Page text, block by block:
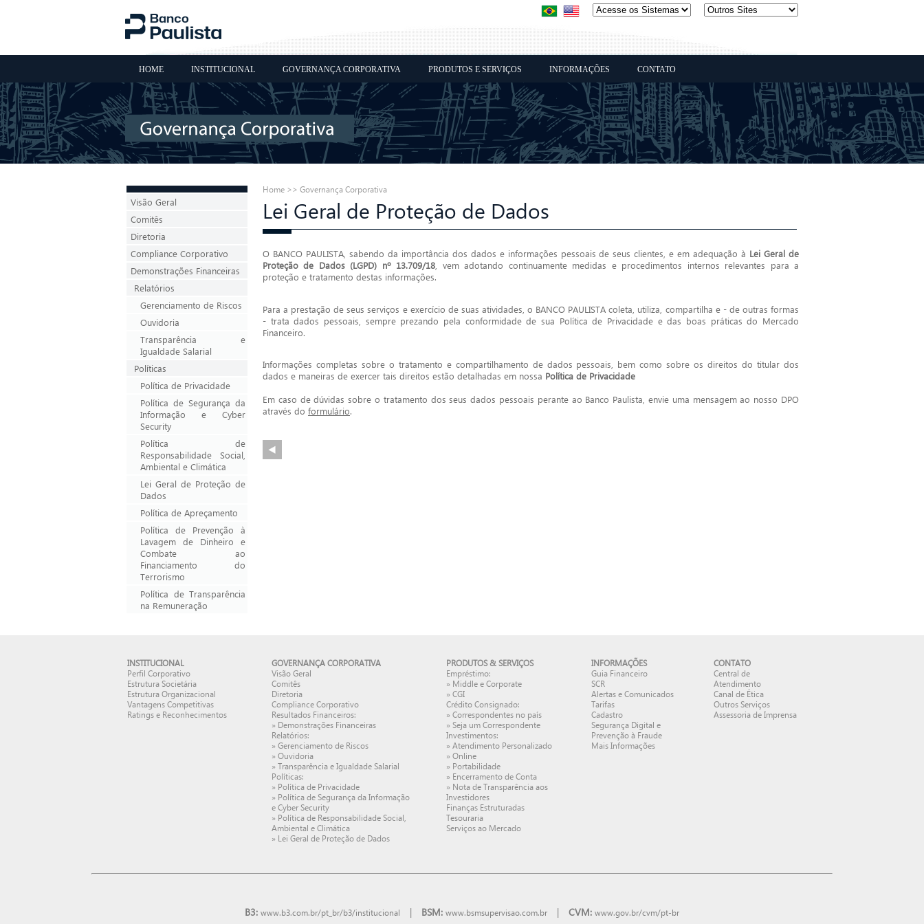
HOME INSTITUCIONAL GOVERNANÇA CORPORATIVA PRODUTOS E SERVIÇOS INFORMAÇÕES CONTATO
Visão Geral
Comitês
Diretoria
Compliance Corporativo
Demonstrações Financeiras
Relatórios
Gerenciamento de Riscos
Ouvidoria
Transparência e
Igualdade Salarial
Políticas
Política de Privacidade
Política de Segurança da
Informação e Cyber
Security
Política de
Responsabilidade Social,
Ambiental e Climática
Lei Geral de Proteção de
Dados
Política de Apreçamento
Política de Prevenção à
Lavagem de Dinheiro e
Combate ao
Financiamento do
Terrorismo
Política de Transparência
na Remuneração
Home >> Governança Corporativa
Lei Geral de Proteção de Dados
O BANCO PAULISTA, sabendo da importância dos dados e informações pessoais de seus clientes, e em adequação à Lei Geral de
Proteção de Dados (LGPD) nº 13.709/18 , vem adotando continuamente medidas e procedimentos internos relevantes para a
proteção e tratamento destas informações.
Para a prestação de seus serviços e exercício de suas atividades, o BANCO PAULISTA coleta, utiliza, compartilha e - de outras formas
- trata dados pessoais, sempre prezando pela conformidade de sua Política de Privacidade e das boas práticas do Mercado
Financeiro.
Informações completas sobre o tratamento e compartilhamento de dados pessoais, bem como sobre os direitos do titular dos
dados e maneiras de exercer tais direitos estão detalhadas em nossa Política de Privacidade
Em caso de dúvidas sobre o tratamento dos seus dados pessoais perante ao Banco Paulista, envie uma mensagem ao nosso DPO
através do formulário.
INSTITUCIONAL
Perfil Corporativo
Estrutura Societária
Estrutura Organizacional
Vantagens Competitivas
Ratings e Reconhecimentos
GOVERNANÇA CORPORATIVA
Visão Geral
Comitês
Diretoria
Compliance Corporativo
Resultados Financeiros:
» Demonstrações Financeiras
Relatórios:
» Gerenciamento de Riscos
» Ouvidoria
» Transparência e Igualdade Salarial
Políticas:
» Política de Privacidade
» Política de Segurança da Informação
e Cyber Security
» Política de Responsabilidade Social,
Ambiental e Climática
» Lei Geral de Proteção de Dados
PRODUTOS & SERVIÇOS
Empréstimo:
» Middle e Corporate
» CGI
Crédito Consignado:
» Correspondentes no país
» Seja um Correspondente
Investimentos:
» Atendimento Personalizado
» Online
» Portabilidade
» Encerramento de Conta
» Nota de Transparência aos
Investidores
Finanças Estruturadas
Tesouraria
Serviços ao Mercado
INFORMAÇÕES
Guia Financeiro
SCR
Alertas e Comunicados
Tarifas
Cadastro
Segurança Digital e
Prevenção à Fraude
Mais Informações
CONTATO
Central de
Atendimento
Canal de Ética
Outros Serviços
Assessoria de Imprensa
B3: www.b3.com.br/pt_br/b3/institucional | BSM: www.bsmsupervisao.com.br | CVM: www.gov.br/cvm/pt-br